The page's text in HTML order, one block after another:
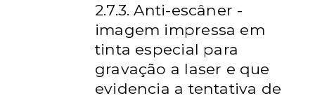
2.7.3. Anti-escâner -
imagem impressa em
tinta especial para
gravação a laser e que
evidencia a tentativa de